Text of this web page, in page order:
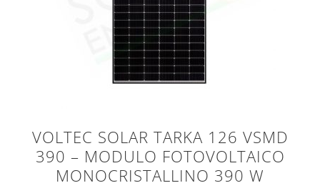
VOLTEC SOLAR TARKA 126 VSMD
390 – MODULO FOTOVOLTAICO
MONOCRISTALLINO 390 W